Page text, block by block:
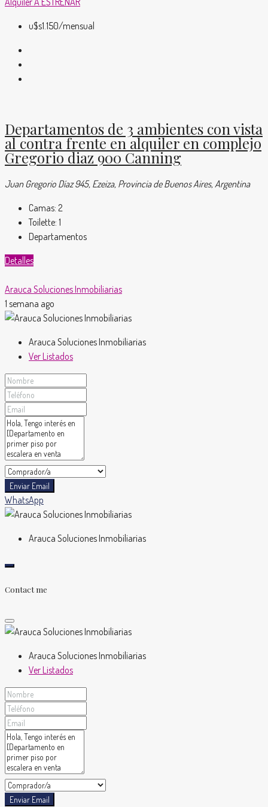
u$s1.150/mensual
Departamentos de 3 ambientes con vista
al contra frente en alquiler en complejo
Gregorio diaz 900 Canning
Juan Gregorio Díaz 945, Ezeiza, Provincia de Buenos Aires, Argentina
Camas: 2
Toilette: 1
Departamentos
Detalles
Arauca Soluciones Inmobiliarias
1 semana ago
Arauca Soluciones Inmobiliarias
Ver Listados
Enviar Email
WhatsApp
Arauca Soluciones Inmobiliarias
Contact me
Arauca Soluciones Inmobiliarias
Ver Listados
Enviar Email